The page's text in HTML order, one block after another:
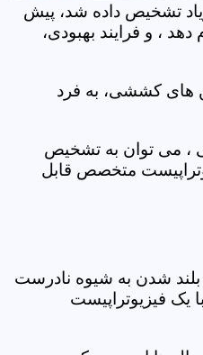
تشخیص داده شد، پیش
، و فرایند بهبودی،
های کششی، به فرد
، می توان به تشخیص
متخصص قابل
شدن به شیوه نادرست
یک فیزیوتراپیست